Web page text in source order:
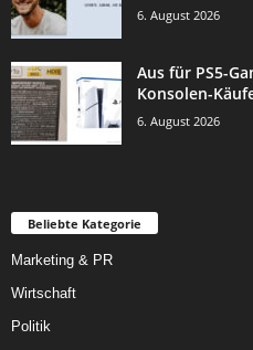
6. August 2026
Aus für PS5-
Konsolen-
6. August 2026
Beliebte Kategorie
Marketing & PR
Wirtschaft
Politik